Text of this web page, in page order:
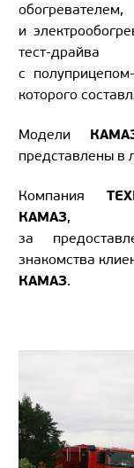
и
тест-драйва
с
которого
Модели
представлены в
Компания
КАМАЗ,
за
знакомства
КАМАЗ.